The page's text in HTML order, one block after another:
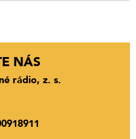
NÁS
rádio, z. s.